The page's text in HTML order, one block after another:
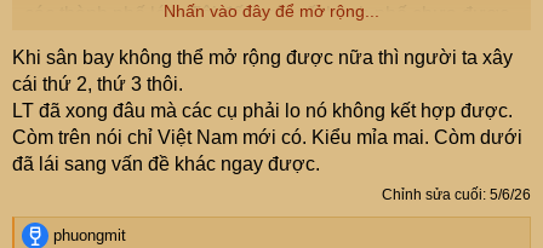
các thành phố lớn. Tôi đến một số thành phố chưa được
những mục đích khác nhau hoàn toàn.
Nhấn vào đây để mở rộng...
Khi sân bay không thể mở rộng được nữa thì người ta xây
cái thứ 2, thứ 3 thôi.
LT đã xong đâu mà các cụ phải lo nó không kết hợp được.
Còm trên nói chỉ Việt Nam mới có. Kiểu mỉa mai. Còm dưới
đã lái sang vấn đề khác ngay được.
Chỉnh sửa cuối: 5/6/26
R
phuongmit